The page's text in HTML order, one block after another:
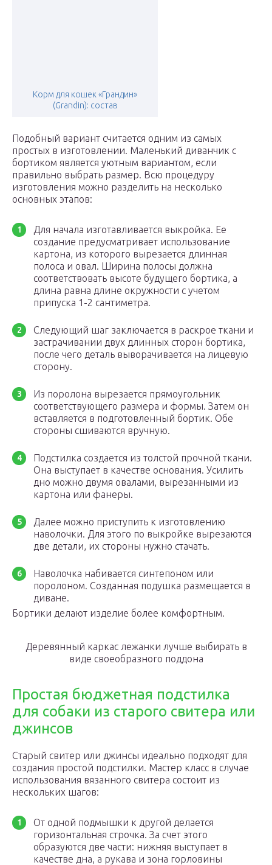
Корм для кошек «Грандин»
(Grandin): состав
Подобный вариант считается одним из самых
простых в изготовлении. Маленький диванчик с
бортиком является уютным вариантом, если
правильно выбрать размер. Всю процедуру
изготовления можно разделить на несколько
основных этапов:
Для начала изготавливается выкройка. Ее
создание предусматривает использование
картона, из которого вырезается длинная
полоса и овал. Ширина полосы должна
соответствовать высоте будущего бортика, а
длина равна длине окружности с учетом
припуска 1-2 сантиметра.
Следующий шаг заключается в раскрое ткани и
застрачивании двух длинных сторон бортика,
после чего деталь выворачивается на лицевую
сторону.
Из поролона вырезается прямоугольник
соответствующего размера и формы. Затем он
вставляется в подготовленный бортик. Обе
стороны сшиваются вручную.
Подстилка создается из толстой прочной ткани.
Она выступает в качестве основания. Усилить
дно можно двумя овалами, вырезанными из
картона или фанеры.
Далее можно приступить к изготовлению
наволочки. Для этого по выкройке вырезаются
две детали, их стороны нужно стачать.
Наволочка набивается синтепоном или
поролоном. Созданная подушка размещается в
диване.
Бортики делают изделие более комфортным.
Деревянный каркас лежанки лучше выбирать в
виде своеобразного поддона
Простая бюджетная подстилка
для собаки из старого свитера или
джинсов
Старый свитер или джинсы идеально подходят для
создания простой подстилки. Мастер класс в случае
использования вязанного свитера состоит из
нескольких шагов:
От одной подмышки к другой делается
горизонтальная строчка. За счет этого
образуются две части: нижняя выступает в
качестве дна, а рукава и зона горловины